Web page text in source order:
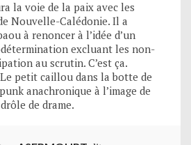
la voie de la paix avec les
Nouvelle-Calédonie. Il a
à renoncer à l’idée d’un
excluant les non-
au scrutin. C’est ça.
Le petit caillou dans la botte de
anachronique à l’image de
de drame.